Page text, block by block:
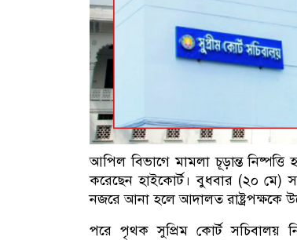
আপিল বিভাগে মামলা চূড়ান্ত
করেছেন হাইকোর্ট। বুধবার (২০ মে)
নজরে আনা হলে আদালত রাষ্ট্রপক্ষকে
পরে পৃথক সুপ্রিম কোর্ট সচিবালয়